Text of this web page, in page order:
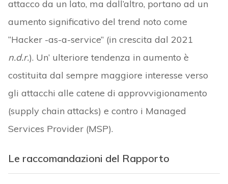
attacco da un lato, ma dall’altro, portano ad un
aumento significativo del trend noto come
“Hacker -as-a-service” (in crescita dal 2021
n.d.r.). Un’ ulteriore tendenza in aumento è
costituita dal sempre maggiore interesse verso
gli attacchi alle catene di approvvigionamento
(supply chain attacks) e contro i Managed
Services Provider (MSP).
Le raccomandazioni del Rapporto